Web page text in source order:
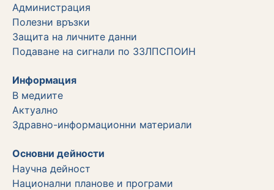
Администрация
Полезни връзки
Защита на личните данни
Подаване на сигнали по ЗЗЛПСПОИН
Информация
В медиите
Актуално
Здравно-информационни материали
Основни дейности
Научна дейност
Национални планове и програми